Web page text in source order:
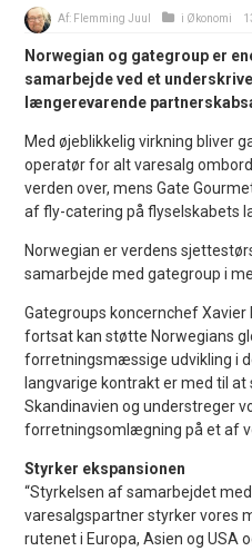
Af: Flemming Juul i Økonomi
Norwegian og gategroup er
samarbejde ved et
længerevarende
Med øjeblikkelig virkning bliver
operatør for alt varesalg
verden over, mens Gate
af fly-catering på flyselskabets
Norwegian er verdens
samarbejde med gategroup i
Gategroups koncernchef Xavier
fortsat kan støtte Norwegians
forretningsmæssige udvikling i
langvarige kontrakt er med til
Skandinavien og understreger
forretningsomlægning på et af
Styrker ekspansionen
“Styrkelsen af samarbejdet
varesalgspartner styrker vores
rutenet i Europa, Asien og USA